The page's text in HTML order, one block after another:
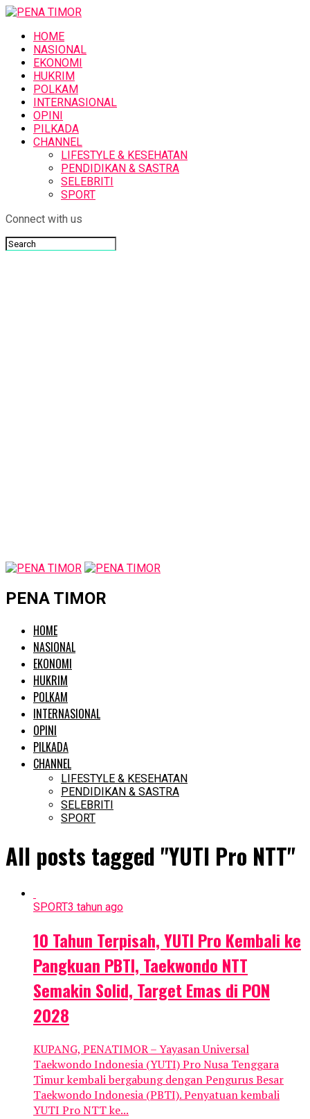
HOME
NASIONAL
EKONOMI
HUKRIM
POLKAM
INTERNASIONAL
OPINI
PILKADA
CHANNEL
LIFESTYLE & KESEHATAN
PENDIDIKAN & SASTRA
SELEBRITI
SPORT
Connect with us
PENA TIMOR
HOME
NASIONAL
EKONOMI
HUKRIM
POLKAM
INTERNASIONAL
OPINI
PILKADA
CHANNEL
LIFESTYLE & KESEHATAN
PENDIDIKAN & SASTRA
SELEBRITI
SPORT
All posts tagged "YUTI Pro NTT"
SPORT3 tahun ago
10 Tahun Terpisah, YUTI Pro Kembali ke
Pangkuan PBTI, Taekwondo NTT
Semakin Solid, Target Emas di PON
2028
KUPANG, PENATIMOR – Yayasan Universal
Taekwondo Indonesia (YUTI) Pro Nusa Tenggara
Timur kembali bergabung dengan Pengurus Besar
Taekwondo Indonesia (PBTI). Penyatuan kembali
YUTI Pro NTT ke...